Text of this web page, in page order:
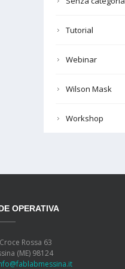
Tutorial
Webinar
Wilson Mask
Workshop
OPERATIVA
Rossa 63
(ME) 98124